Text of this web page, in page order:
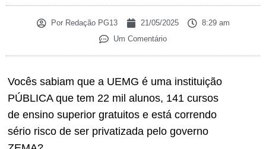
PorRedação PG13 21/05/2025
8:29 am
Um Comentário
Vocês sabiam que a UEMG é uma instituição
PÚBLICA que tem 22 mil alunos, 141 cursos
de ensino superior gratuitos e está correndo
sério risco de ser privatizada pelo governo